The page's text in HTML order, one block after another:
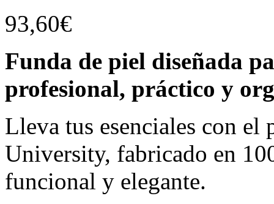
93,60€
Funda de piel diseñada
profesional, práctico y
Lleva tus esenciales con el
University, fabricado en
funcional y elegante.